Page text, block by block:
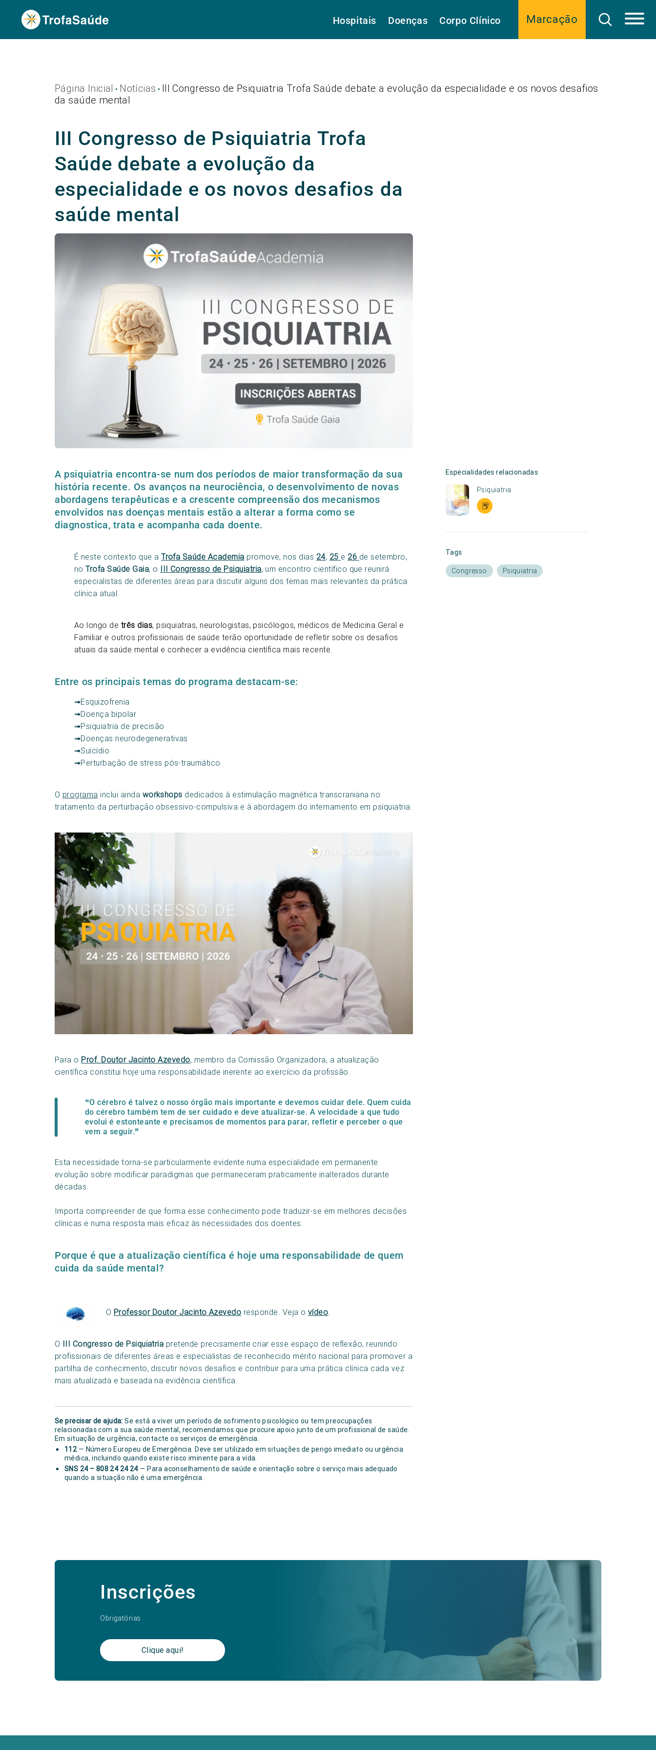
Marcação
Hospitais Doenças Corpo Clínico
Página Inicial • Notícias • III Congresso de Psiquiatria Trofa Saúde debate a evolução da especialidade e os novos desafios
da saúde mental
III Congresso de Psiquiatria Trofa
Saúde debate a evolução da
especialidade e os novos desafios da
saúde mental
A psiquiatria encontra-se num dos períodos de maior transformação da sua
história recente. Os avanços na neurociência, o desenvolvimento de novas
abordagens terapêuticas e a crescente compreensão dos mecanismos
envolvidos nas doenças mentais estão a alterar a forma como se
diagnostica, trata e acompanha cada doente.
É neste contexto que aTrofa Saúde Academia promove, nos dias 24, 25 e 26 de setembro,
noTrofa Saúde Gaia, o III Congresso de Psiquiatria, um encontro científico que reunirá
especialistas de diferentes áreas para discutir alguns dos temas mais relevantes da prática
clínica atual.
Ao longo de três dias, psiquiatras, neurologistas, psicólogos, médicos de Medicina Geral e
Familiar e outros profissionais de saúde terão oportunidade de refletir sobre os desafios
atuais da saúde mental e conhecer a evidência científica mais recente.
Entre os principais temas do programa destacam-se:
➟Esquizofrenia
➟Doença bipolar
➟Psiquiatria de precisão
➟Doenças neurodegenerativas
➟Suicídio
➟Perturbação de stress pós-traumático
O programa inclui ainda workshops dedicados à estimulação magnética transcraniana no
tratamento da perturbação obsessivo-compulsiva e à abordagem do internamento em psiquiatria.
Para o Prof. Doutor Jacinto Azevedo, membro da Comissão Organizadora, a atualização
científica constitui hoje uma responsabilidade inerente ao exercício da profissão.
❝O cérebro é talvez o nosso órgão mais importante e devemos cuidar dele. Quem cuida
do cérebro também tem de ser cuidado e deve atualizar-se. A velocidade a que tudo
evolui é estonteante e precisamos de momentos para parar, refletir e perceber o que
vem a seguir.❞
Esta necessidade torna-se particularmente evidente numa especialidade em permanente
evolução sobre modificar paradigmas que permaneceram praticamente inalterados durante
décadas.
Importa compreender de que forma esse conhecimento pode traduzir-se em melhores decisões
clínicas e numa resposta mais eficaz às necessidades dos doentes.
Porque é que a atualização científica é hoje uma responsabilidade de quem
cuida da saúde mental?
O Professor Doutor Jacinto Azevedo responde. Veja o vídeo.
O III Congresso de Psiquiatria pretende precisamente criar esse espaço de reflexão, reunindo
profissionais de diferentes áreas e especialistas de reconhecido mérito nacional para promover a
partilha de conhecimento, discutir novos desafios e contribuir para uma prática clínica cada vez
mais atualizada e baseada na evidência científica.
Se precisar de ajuda: Se está a viver um período de sofrimento psicológico ou tem preocupações
relacionadas com a sua saúde mental, recomendamos que procure apoio junto de um profissional de saúde.
Em situação de urgência, contacte os serviços de emergência.
112— Número Europeu de Emergência. Deve ser utilizado em situações de perigo imediato ou urgência
médica, incluindo quando existe risco iminente para a vida.
SNS 24 – 808 24 24 24— Para aconselhamento de saúde e orientação sobre o serviço mais adequado
quando a situação não é uma emergência.
Especialidades relacionadas
Psiquiatria
Tags
Congresso Psiquiatria
Inscrições
Obrigatórias
Clique aqui!